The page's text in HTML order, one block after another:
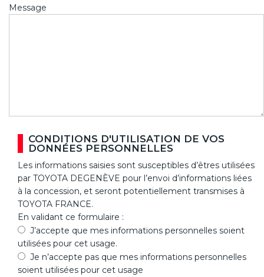
Message
CONDITIONS D'UTILISATION DE VOS
DONNÉES PERSONNELLES
Les informations saisies sont susceptibles d’êtres utilisées
par TOYOTA DEGENÈVE pour l’envoi d’informations liées
à la concession, et seront potentiellement transmises à
TOYOTA FRANCE.
En validant ce formulaire :
J’accepte que mes informations personnelles soient
utilisées pour cet usage.
Je n’accepte pas que mes informations personnelles
soient utilisées pour cet usage